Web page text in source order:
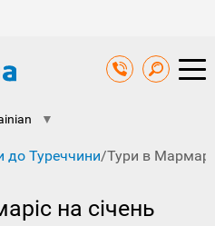
▼
до Туреччини/Тури в
на січень